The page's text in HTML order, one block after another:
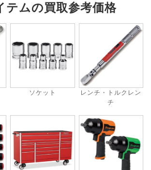
テムの買取参考価格
ソケット
レンチ・トルクレン
チ